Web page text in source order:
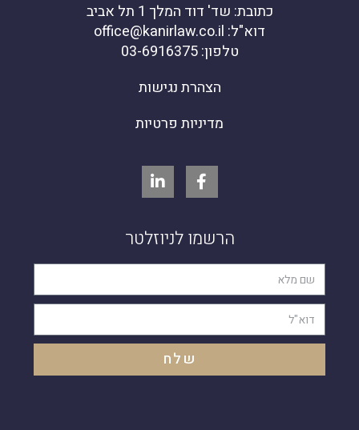
כתובת: שד' דוד המלך 1 תל אביב
דוא"ל: office@kanirlaw.co.il
טלפון: 03-6916375
הצהרת נגישות
מדיניות פרטיות
הרשמו לניוזלטר
שלח